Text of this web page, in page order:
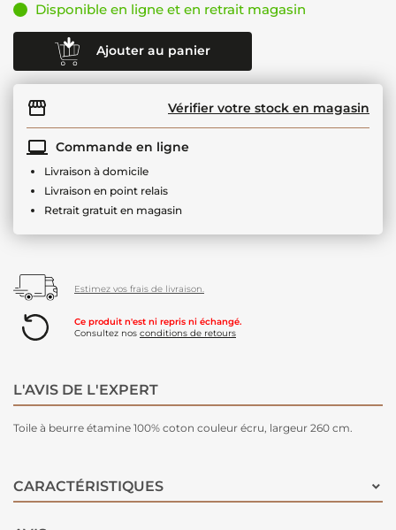
Disponible en ligne et en retrait magasin
Ajouter au panier
Vérifier votre stock en magasin
Commande en ligne
Livraison à domicile
Livraison en point relais
Retrait gratuit en magasin
Estimez vos frais de livraison.
Ce produit n'est ni repris ni échangé.
Consultez nos conditions de retours
L'AVIS DE L'EXPERT
Toile à beurre étamine 100% coton couleur écru, largeur 260 cm.
CARACTÉRISTIQUES